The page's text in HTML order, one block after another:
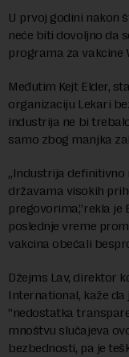
U prvoj godini nakon
neće biti dovoljno da
programa za vakcine
Međutim Kejt Elder,
organizaciju Lekari
industrija ne bi
samo zbog manjka
„Industrija
državama visokih
pregovorima,”rekla je
poslednje vreme
vakcina obećali
Džejms Lav, direktor
International, kaže
”nedostatka
mnoštvu slučajeva
bezbednosti, pa je